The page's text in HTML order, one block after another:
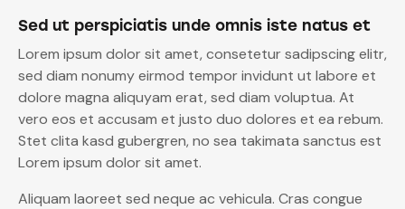
Sed ut perspiciatis unde omnis iste natus et
Lorem ipsum dolor sit amet, consetetur sadipscing elitr,
sed diam nonumy eirmod tempor invidunt ut labore et
dolore magna aliquyam erat, sed diam voluptua. At
vero eos et accusam et justo duo dolores et ea rebum.
Stet clita kasd gubergren, no sea takimata sanctus est
Lorem ipsum dolor sit amet.
Aliquam laoreet sed neque ac vehicula. Cras congue